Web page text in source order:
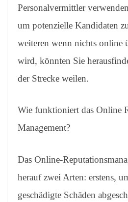
Personalvermittler
um potenzielle Kandidaten
weiteren wenn nichts online
wird, könnten Sie
der Strecke weilen.
Wie funktioniert das Online
Management?
Das Online-
herauf zwei Arten: erstens,
geschädigte Schäden